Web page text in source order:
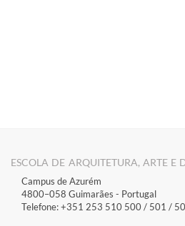
ESCOLA DE ARQUITETURA, ARTE E
Campus de Azurém
4800–058 Guimarães​ - Portugal
Telefone: +351 253 510 500 / 501 /